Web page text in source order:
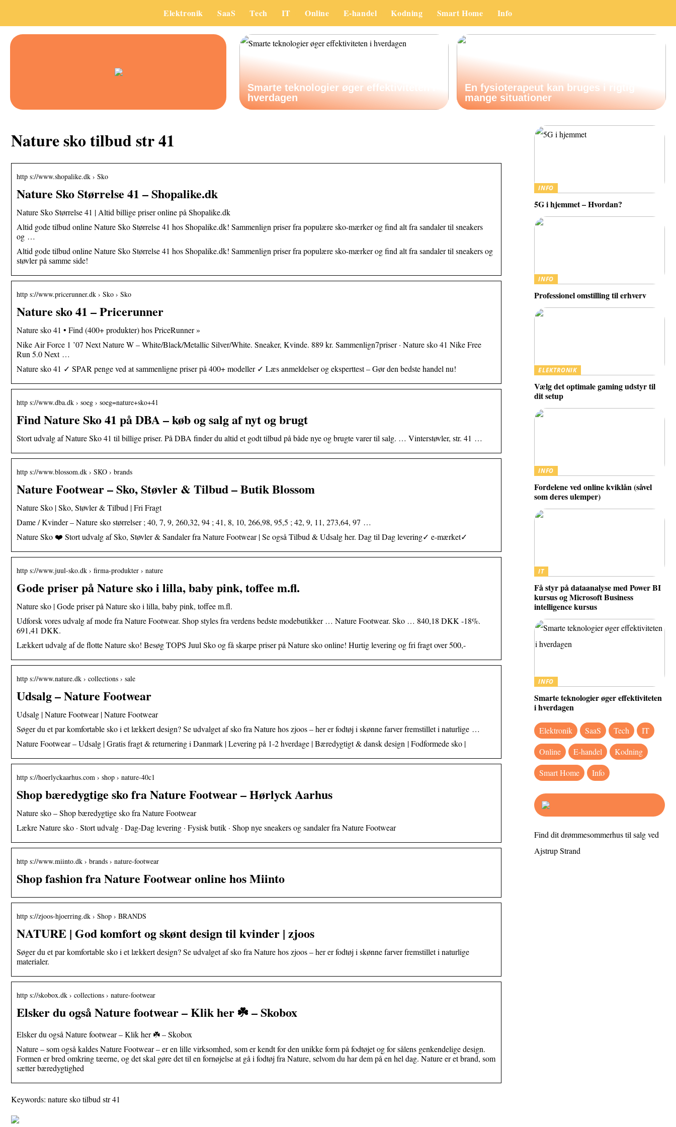
Elektronik SaaS Tech IT Online E-handel Kodning Smart Home Info
Smarte teknologier øger effektiviteten i
hverdagen
En fysioterapeut kan bruges i rigtig
mange situationer
Nature sko tilbud str 41
http s://www.shopalike.dk › Sko
Nature Sko Størrelse 41 – Shopalike.dk
Nature Sko Størrelse 41 | Altid billige priser online på Shopalike.dk
Altid gode tilbud online Nature Sko Størrelse 41 hos Shopalike.dk! Sammenlign priser fra populære sko-mærker og find alt fra sandaler til sneakers
og …
Altid gode tilbud online Nature Sko Størrelse 41 hos Shopalike.dk! Sammenlign priser fra populære sko-mærker og find alt fra sandaler til sneakers og
støvler på samme side!
http s://www.pricerunner.dk › Sko › Sko
Nature sko 41 – Pricerunner
Nature sko 41 • Find (400+ produkter) hos PriceRunner »
Nike Air Force 1 ’07 Next Nature W – White/Black/Metallic Silver/White. Sneaker, Kvinde. 889 kr. Sammenlign7priser · Nature sko 41 Nike Free
Run 5.0 Next …
Nature sko 41 ✓ SPAR penge ved at sammenligne priser på 400+ modeller ✓ Læs anmeldelser og eksperttest – Gør den bedste handel nu!
http s://www.dba.dk › soeg › soeg=nature+sko+41
Find Nature Sko 41 på DBA – køb og salg af nyt og brugt
Stort udvalg af Nature Sko 41 til billige priser. På DBA finder du altid et godt tilbud på både nye og brugte varer til salg. … Vinterstøvler, str. 41 …
http s://www.blossom.dk › SKO › brands
Nature Footwear – Sko, Støvler & Tilbud – Butik Blossom
Nature Sko | Sko, Støvler & Tilbud | Fri Fragt
Dame / Kvinder – Nature sko størrelser ; 40, 7, 9, 260,32, 94 ; 41, 8, 10, 266,98, 95,5 ; 42, 9, 11, 273,64, 97 …
Nature Sko ❤️ Stort udvalg af Sko, Støvler & Sandaler fra Nature Footwear | Se også Tilbud & Udsalg her. Dag til Dag levering✓ e-mærket✓
http s://www.juul-sko.dk › firma-produkter › nature
Gode priser på Nature sko i lilla, baby pink, toffee m.fl.
Nature sko | Gode priser på Nature sko i lilla, baby pink, toffee m.fl.
Udforsk vores udvalg af mode fra Nature Footwear. Shop styles fra verdens bedste modebutikker … Nature Footwear. Sko … 840,18 DKK -18%.
691,41 DKK.
Lækkert udvalg af de flotte Nature sko! Besøg TOPS Juul Sko og få skarpe priser på Nature sko online! Hurtig levering og fri fragt over 500,-
http s://www.nature.dk › collections › sale
Udsalg – Nature Footwear
Udsalg | Nature Footwear | Nature Footwear
Søger du et par komfortable sko i et lækkert design? Se udvalget af sko fra Nature hos zjoos – her er fodtøj i skønne farver fremstillet i naturlige …
Nature Footwear – Udsalg | Gratis fragt & returnering i Danmark | Levering på 1-2 hverdage | Bæredygtigt & dansk design | Fodformede sko |
http s://hoerlyckaarhus.com › shop › nature-40c1
Shop bæredygtige sko fra Nature Footwear – Hørlyck Aarhus
Nature sko – Shop bæredygtige sko fra Nature Footwear
Lækre Nature sko · Stort udvalg · Dag-Dag levering · Fysisk butik · Shop nye sneakers og sandaler fra Nature Footwear
http s://www.miinto.dk › brands › nature-footwear
Shop fashion fra Nature Footwear online hos Miinto
http s://zjoos-hjoerring.dk › Shop › BRANDS
NATURE | God komfort og skønt design til kvinder | zjoos
Søger du et par komfortable sko i et lækkert design? Se udvalget af sko fra Nature hos zjoos – her er fodtøj i skønne farver fremstillet i naturlige
materialer.
http s://skobox.dk › collections › nature-footwear
Elsker du også Nature footwear – Klik her ☘️ – Skobox
Elsker du også Nature footwear – Klik her ☘️ – Skobox
Nature – som også kaldes Nature Footwear – er en lille virksomhed, som er kendt for den unikke form på fodtøjet og for sålens genkendelige design.
Formen er bred omkring tæerne, og det skal gøre det til en fornøjelse at gå i fodtøj fra Nature, selvom du har dem på en hel dag. Nature er et brand, som
sætter bæredygtighed
Keywords: nature sko tilbud str 41
INFO
5G i hjemmet – Hvordan?
INFO
Professionel omstilling til erhverv
ELEKTRONIK
Vælg det optimale gaming udstyr til
dit setup
INFO
Fordelene ved online kviklån (såvel
som deres ulemper)
IT
Få styr på dataanalyse med Power BI
kursus og Microsoft Business
intelligence kursus
INFO
Smarte teknologier øger effektiviteten
i hverdagen
Elektronik SaaS Tech
IT
Online
E-handel
Kodning
Smart Home
Info
Find dit drømmesommerhus til salg ved
Ajstrup Strand